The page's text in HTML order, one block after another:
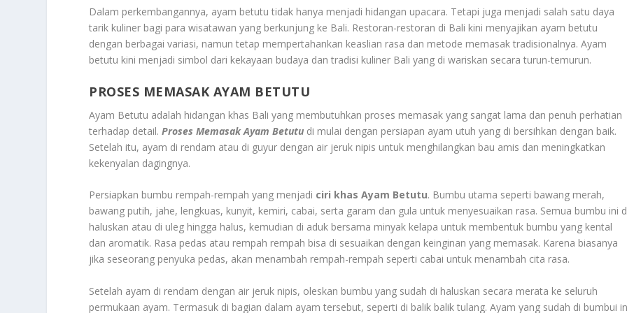
Dalam perkembangannya, ayam betutu tidak hanya menjadi hidangan upacara. Tetapi juga menjadi salah satu daya
tarik kuliner bagi para wisatawan yang berkunjung ke Bali. Restoran-restoran di Bali kini menyajikan ayam betutu
dengan berbagai variasi, namun tetap mempertahankan keaslian rasa dan metode memasak tradisionalnya. Ayam
betutu kini menjadi simbol dari kekayaan budaya dan tradisi kuliner Bali yang di wariskan secara turun-temurun.
PROSES MEMASAK AYAM BETUTU
Ayam Betutu adalah hidangan khas Bali yang membutuhkan proses memasak yang sangat lama dan penuh perhatian
terhadap detail.Proses Memasak Ayam Betutu di mulai dengan persiapan ayam utuh yang di bersihkan dengan baik.
Setelah itu, ayam di rendam atau di guyur dengan air jeruk nipis untuk menghilangkan bau amis dan meningkatkan
kekenyalan dagingnya.
Persiapkan bumbu rempah-rempah yang menjadi ciri khas Ayam Betutu. Bumbu utama seperti bawang merah,
bawang putih, jahe, lengkuas, kunyit, kemiri, cabai, serta garam dan gula untuk menyesuaikan rasa. Semua bumbu ini
haluskan atau di uleg hingga halus, kemudian di aduk bersama minyak kelapa untuk membentuk bumbu yang kental
dan aromatik. Rasa pedas atau rempah rempah bisa di sesuaikan dengan keinginan yang memasak. Karena biasanya
jika seseorang penyuka pedas, akan menambah rempah-rempah seperti cabai untuk menambah cita rasa.
Setelah ayam di rendam dengan air jeruk nipis, oleskan bumbu yang sudah di haluskan secara merata ke seluruh
permukaan ayam. Termasuk di bagian dalam ayam tersebut, seperti di balik balik tulang. Ayam yang sudah di bumbui